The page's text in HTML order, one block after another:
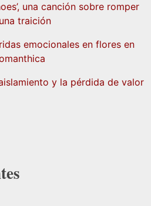
una canción sobre romper
traición
emocionales en flores en
y la pérdida de valor